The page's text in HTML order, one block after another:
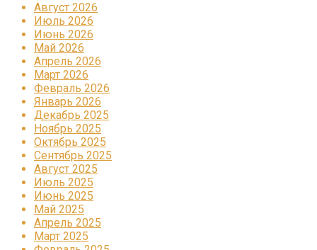
Август 2026
Июль 2026
Июнь 2026
Май 2026
Апрель 2026
Март 2026
Февраль 2026
Январь 2026
Декабрь 2025
Ноябрь 2025
Октябрь 2025
Сентябрь 2025
Август 2025
Июль 2025
Июнь 2025
Май 2025
Апрель 2025
Март 2025